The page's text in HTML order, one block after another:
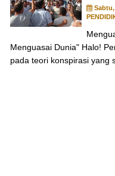
Sabtu,
Menguasai Dunia" Halo!
pada teori konspirasi yang